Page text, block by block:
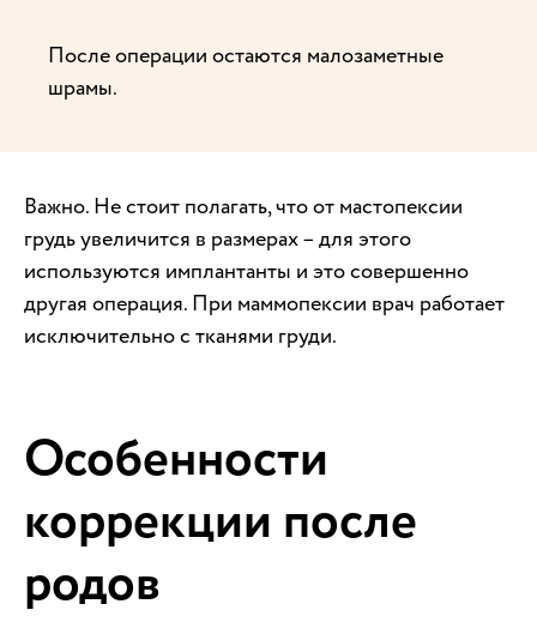
После операции остаются малозаметные
шрамы.
Важно. Не стоит полагать, что от мастопексии
грудь увеличится в размерах – для этого
используются имплантанты и это совершенно
другая операция. При маммопексии врач работает
исключительно с тканями груди.
Особенности
коррекции после
родов